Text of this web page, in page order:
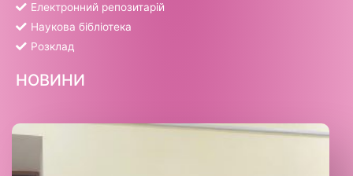
Електронний репозитарій
Наукова бібліотека
Розклад
НОВИНИ